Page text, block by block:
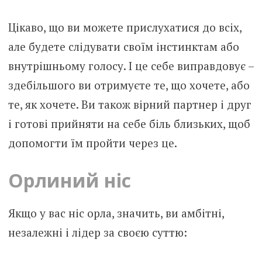
Цікаво, що ви можете прислухатися до всіх,
але будете слідувати своїм інстинктам або
внутрішньому голосу. І це себе виправдовує –
здебільшого ви отримуєте те, що хочете, або
те, як хочете. Ви також вірний партнер і друг
і готові прийняти на себе біль близьких, щоб
допомогти їм пройти через це.
Орлиний ніс
Якщо у вас ніс орла, значить, ви амбітні,
незалежні і лідер за своєю суттю: